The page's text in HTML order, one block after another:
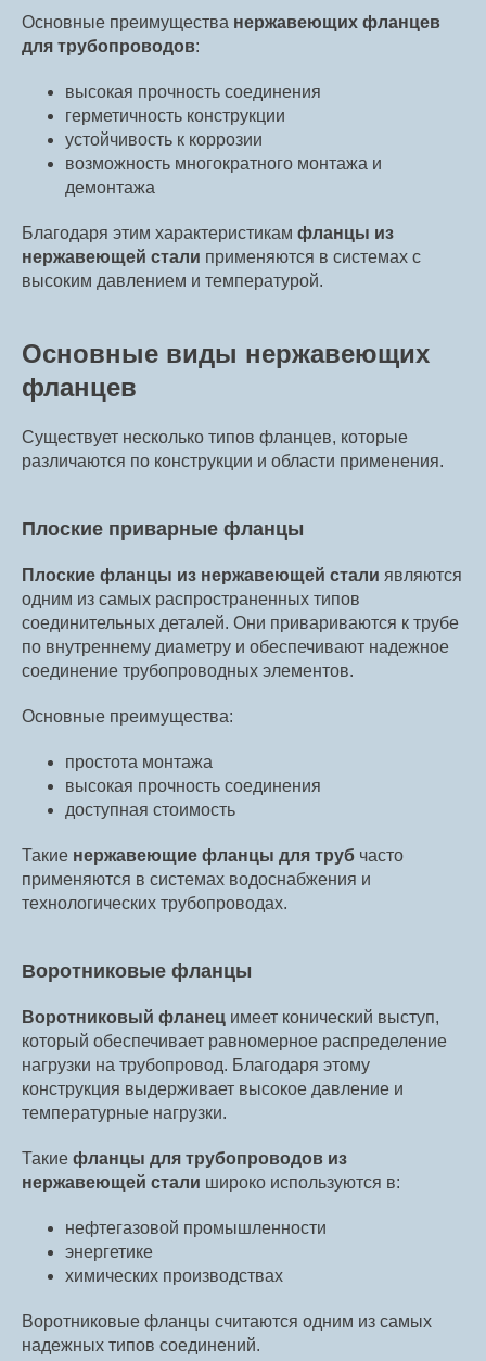
Основные преимущества нержавеющих фланцев
для трубопроводов:
высокая прочность соединения
герметичность конструкции
устойчивость к коррозии
возможность многократного монтажа и
демонтажа
Благодаря этим характеристикам фланцы из
нержавеющей стали применяются в системах с
высоким давлением и температурой.
Основные виды нержавеющих
фланцев
Существует несколько типов фланцев, которые
различаются по конструкции и области применения.
Плоские приварные фланцы
Плоские фланцы из нержавеющей стали являются
одним из самых распространенных типов
соединительных деталей. Они привариваются к трубе
по внутреннему диаметру и обеспечивают надежное
соединение трубопроводных элементов.
Основные преимущества:
простота монтажа
высокая прочность соединения
доступная стоимость
Такие нержавеющие фланцы для труб часто
применяются в системах водоснабжения и
технологических трубопроводах.
Воротниковые фланцы
Воротниковый фланец имеет конический выступ,
который обеспечивает равномерное распределение
нагрузки на трубопровод. Благодаря этому
конструкция выдерживает высокое давление и
температурные нагрузки.
Такие фланцы для трубопроводов из
нержавеющей стали широко используются в:
нефтегазовой промышленности
энергетике
химических производствах
Воротниковые фланцы считаются одним из самых
надежных типов соединений.